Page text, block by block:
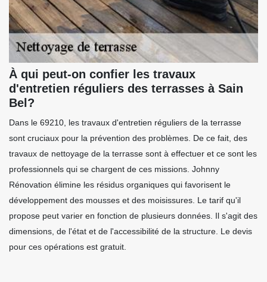
À qui peut-on confier les travaux
d'entretien réguliers des terrasses à Sain
Bel?
Dans le 69210, les travaux d'entretien réguliers de la terrasse
sont cruciaux pour la prévention des problèmes. De ce fait, des
travaux de nettoyage de la terrasse sont à effectuer et ce sont les
professionnels qui se chargent de ces missions. Johnny
Rénovation élimine les résidus organiques qui favorisent le
développement des mousses et des moisissures. Le tarif qu'il
propose peut varier en fonction de plusieurs données. Il s'agit des
dimensions, de l'état et de l'accessibilité de la structure. Le devis
pour ces opérations est gratuit.